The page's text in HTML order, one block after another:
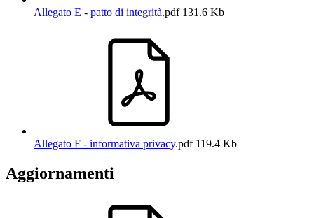
Allegato E - patto di integrità.pdf131.6 Kb
Allegato F - informativa privacy.pdf119.4 Kb
Aggiornamenti